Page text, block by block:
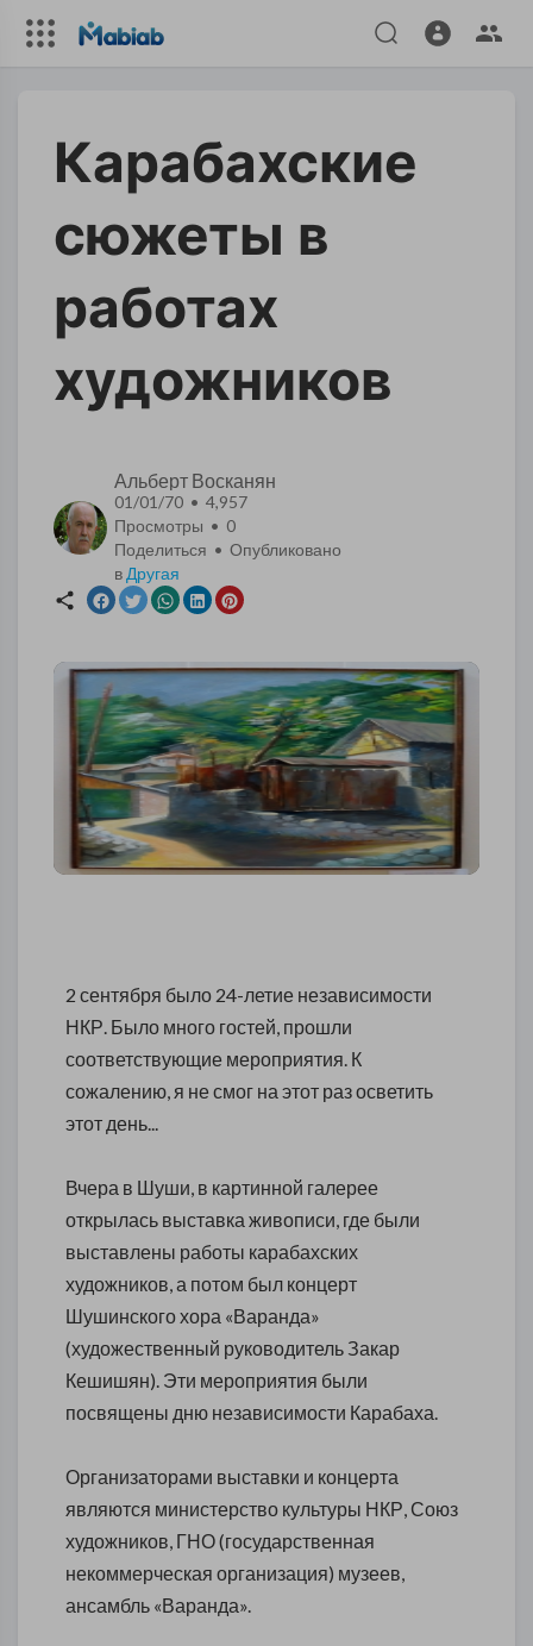
Карабахские
сюжеты в
работах
художников
Альберт Восканян
01/01/70 • 4,957
Просмотры • 0
Поделиться • Опубликовано
в Другая
2 сентября было 24-летие независимости
НКР. Было много гостей, прошли
соответствующие мероприятия. К
сожалению, я не смог на этот раз осветить
этот день...
Вчера в Шуши, в картинной галерее
открылась выставка живописи, где были
выставлены работы карабахских
художников, а потом был концерт
Шушинского хора «Варанда»
(художественный руководитель Закар
Кешишян). Эти мероприятия были
посвящены дню независимости Карабаха.
Организаторами выставки и концерта
являются министерство культуры НКР, Союз
художников, ГНО (государственная
некоммерческая организация) музеев,
ансамбль «Варанда».